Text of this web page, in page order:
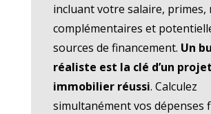
incluant votre salaire, primes,
complémentaires et
sources de financement. Un
réaliste est la clé d’un projet
immobilier réussi. Calculez
simultanément vos dépenses